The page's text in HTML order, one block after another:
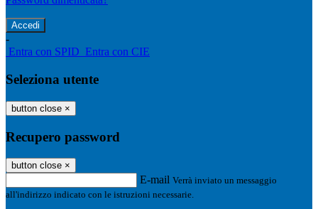
-
Entra con SPID Entra con CIE
Seleziona utente
button close ×
Recupero password
button close ×
E-mail Verrà inviato un messaggio
all'indirizzo indicato con le istruzioni necessarie.